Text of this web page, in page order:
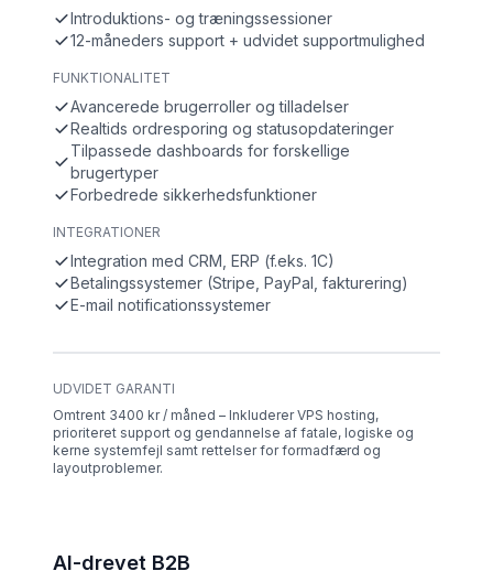
Introduktions- og træningssessioner
12-måneders support + udvidet supportmulighed
FUNKTIONALITET
Avancerede brugerroller og tilladelser
Realtids ordresporing og statusopdateringer
Tilpassede dashboards for forskellige
brugertyper
Forbedrede sikkerhedsfunktioner
INTEGRATIONER
Integration med CRM, ERP (f.eks. 1C)
Betalingssystemer (Stripe, PayPal, fakturering)
E-mail notificationssystemer
UDVIDET GARANTI
Omtrent 3400 kr / måned – Inkluderer VPS hosting,
prioriteret support og gendannelse af fatale, logiske og
kerne systemfejl samt rettelser for formadfærd og
layoutproblemer.
AI-drevet B2B